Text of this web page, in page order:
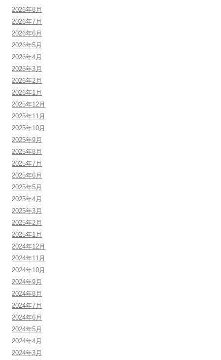
2026年8月
2026年7月
2026年6月
2026年5月
2026年4月
2026年3月
2026年2月
2026年1月
2025年12月
2025年11月
2025年10月
2025年9月
2025年8月
2025年7月
2025年6月
2025年5月
2025年4月
2025年3月
2025年2月
2025年1月
2024年12月
2024年11月
2024年10月
2024年9月
2024年8月
2024年7月
2024年6月
2024年5月
2024年4月
2024年3月